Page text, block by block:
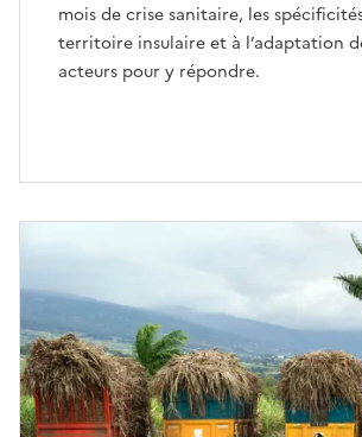
mois de crise sanitaire, les
territoire insulaire et à l’adaptation
acteurs pour y répondre.